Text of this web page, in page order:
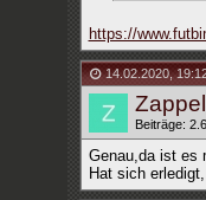
https://
14.02.2020,
Beiträge:
Genau,da ist es
Hat sich